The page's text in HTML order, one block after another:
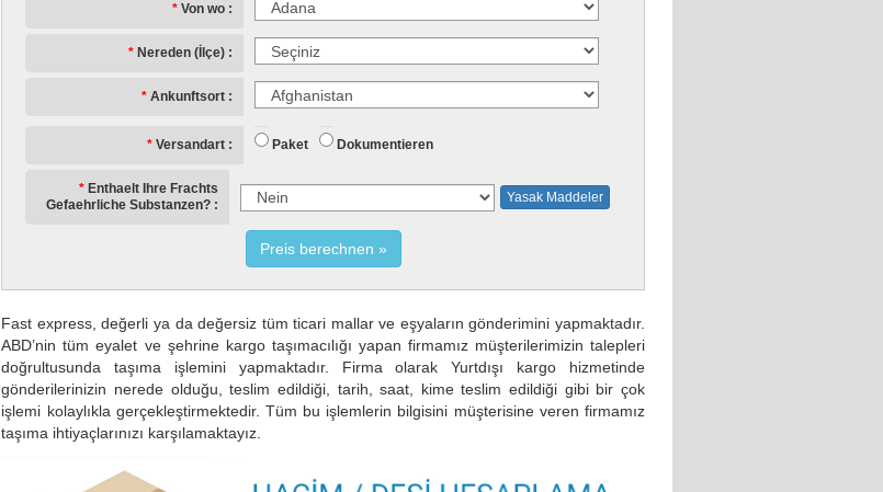
Von wo
Nereden (İlçe)
Ankunftsort
Versandart Paket Dokumentieren
Enthaelt Ihre Frachts
Gefaehrliche Substanzen?
Yasak Maddeler
Preis berechnen
Fast express, değerli ya da değersiz tüm ticari mallar ve eşyaların gönderimini yapmaktadır.
ABD’nin tüm eyalet ve şehrine kargo taşımacılığı yapan firmamız müşterilerimizin talepleri
doğrultusunda taşıma işlemini yapmaktadır. Firma olarak Yurtdışı kargo hizmetinde
gönderilerinizin nerede olduğu, teslim edildiği, tarih, saat, kime teslim edildiği gibi bir çok
işlemi kolaylıkla gerçekleştirmektedir. Tüm bu işlemlerin bilgisini müşterisine veren firmamız
taşıma ihtiyaçlarınızı karşılamaktayız.